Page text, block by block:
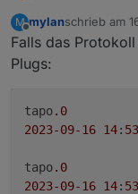
Meine
auf 1.2.1
M
Offline
mylanschrieb am
zuletzt
Falls das
Plugs:
tapo.0
2023-09-16 14: 53
tapo.0
2023-09-16 14: 53